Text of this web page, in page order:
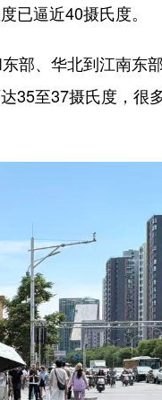
已逼近40摄氏度。
、华北到江南东
35至37摄氏度，很